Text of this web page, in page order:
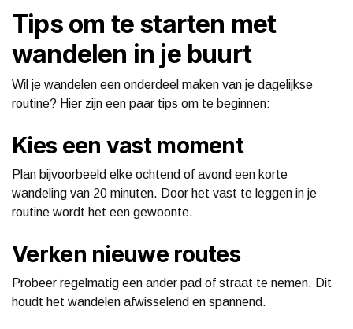
Tips om te starten met
wandelen in je buurt
Wil je wandelen een onderdeel maken van je dagelijkse
routine? Hier zijn een paar tips om te beginnen:
Kies een vast moment
Plan bijvoorbeeld elke ochtend of avond een korte
wandeling van 20 minuten. Door het vast te leggen in je
routine wordt het een gewoonte.
Verken nieuwe routes
Probeer regelmatig een ander pad of straat te nemen. Dit
houdt het wandelen afwisselend en spannend.